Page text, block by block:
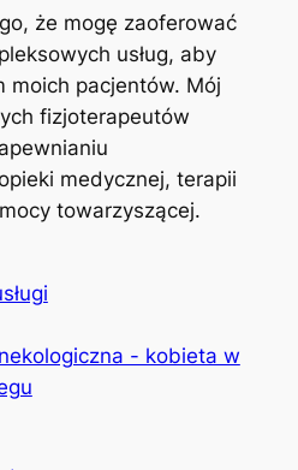
że mogę zaoferować
usług, aby
moich pacjentów. Mój
fizjoterapeutów
medycznej, terapii
towarzyszącej.